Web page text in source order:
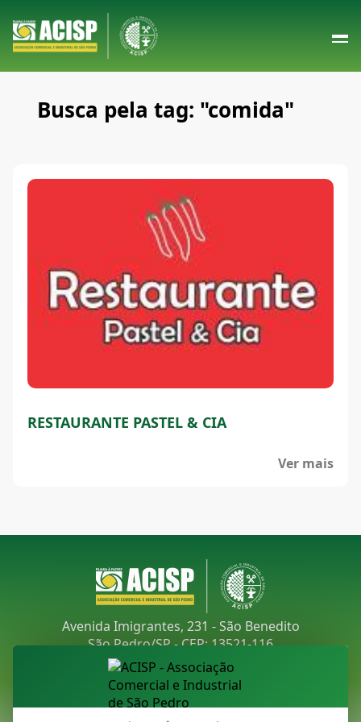
Busca pela tag: "comida"
RESTAURANTE PASTEL & CIA
Ver mais
Avenida Imigrantes, 231 - São Benedito
São Pedro/SP - CEP: 13521-116
Telefone:
(19) 3481-9030
E-mail:acisp@acispsaopedro.com.br